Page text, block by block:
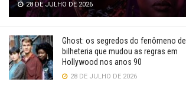
28 DE JULHO DE 2026
Ghost: os segredos do fenômeno de
bilheteria que mudou as regras em
Hollywood nos anos 90
28 DE JULHO DE 2026